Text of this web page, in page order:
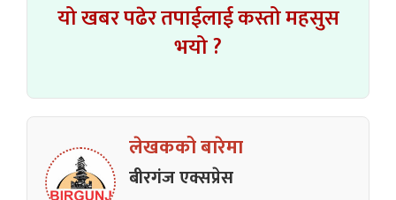
यो खबर पढेर तपाईलाई कस्तो महसुस
भयो ?
लेखकको बारेमा
बीरगंज एक्सप्रेस